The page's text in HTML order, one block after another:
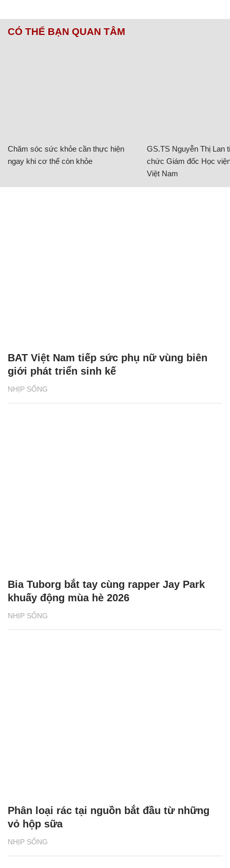
CÓ THỂ BẠN QUAN TÂM
Chăm sóc sức khỏe cần thực hiện
ngay khi cơ thể còn khỏe
GS.TS Nguyễn Thị Lan
chức Giám đốc Học
Việt Nam
NHỊP SỐNG
BAT Việt Nam tiếp sức phụ nữ vùng biên
giới phát triển sinh kế
NHỊP SỐNG
Bia Tuborg bắt tay cùng rapper Jay Park
khuấy động mùa hè 2026
NHỊP SỐNG
Phân loại rác tại nguồn bắt đầu từ những
vỏ hộp sữa